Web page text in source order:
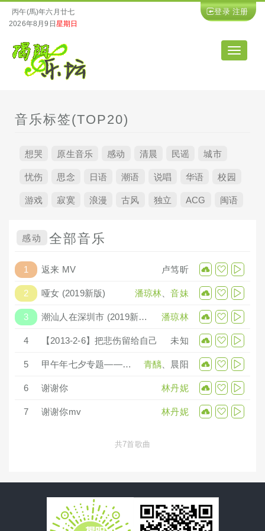
丙午(馬)年六月廿七
2026年8月9日星期日
登录 注册
导
航
音乐标签(TOP20)
想哭 原生音乐 感动 清晨 民谣 城市
忧伤 思念 日语 潮语 说唱 华语 校园
游戏 寂寞 浪漫 古风 独立 ACG 闽语
感动 全部音乐
1 返来 MV 卢笃昕
2 哑女 (2019新版) 潘琼林 、音妹
3 潮汕人在深圳市 (2019新版伴奏) 潘琼林
4 【2013-2-6】把悲伤留给自己 未知
5 甲午年七夕专题——我有话对你说 青醨 晨阳
6 谢谢你 林丹妮
7 谢谢你mv 林丹妮
共7首歌曲